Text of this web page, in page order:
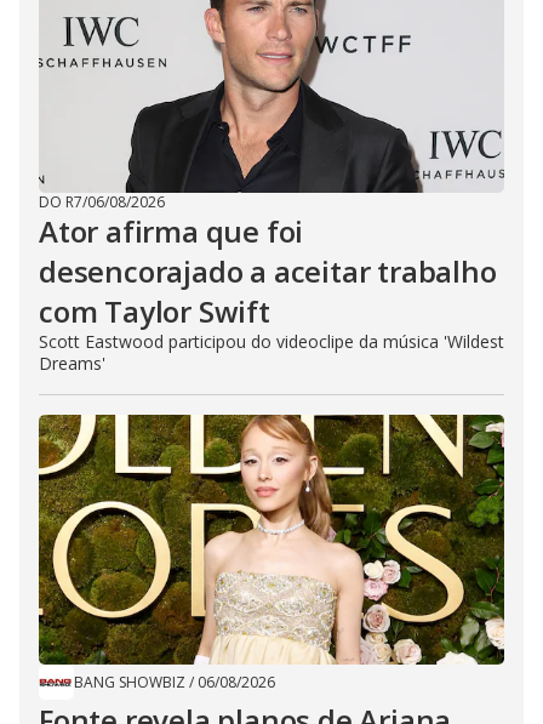
DO R7/06/08/2026
Ator afirma que foi
desencorajado a aceitar trabalho
com Taylor Swift
Scott Eastwood participou do videoclipe da música 'Wildest
Dreams'
BANG SHOWBIZ / 06/08/2026